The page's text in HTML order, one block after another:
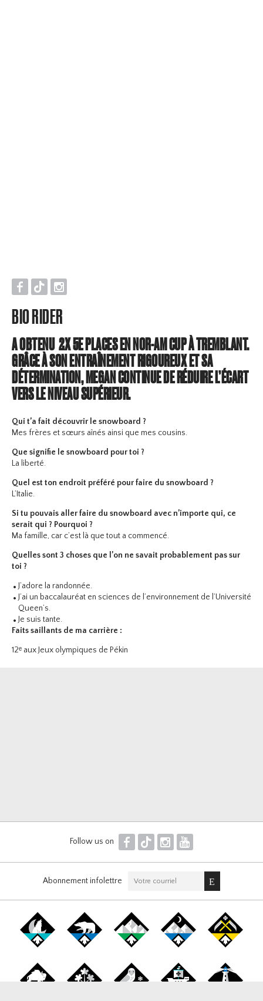
F T I
BIO RIDER
A OBTENU 2X 5E PLACES EN NOR-AM CUP À TREMBLANT.
GRÂCE À SON ENTRAÎNEMENT RIGOUREUX ET SA
DÉTERMINATION, MEGAN CONTINUE DE RÉDUIRE L’ÉCART
VERS LE NIVEAU SUPÉRIEUR.
Qui t’a fait découvrir le snowboard ?
Mes frères et sœurs aînés ainsi que mes cousins.
Que signifie le snowboard pour toi ?
La liberté.
Quel est ton endroit préféré pour faire du snowboard ?
L’Italie.
Si tu pouvais aller faire du snowboard avec n’importe qui, ce
serait qui ? Pourquoi ?
Ma famille, car c’est là que tout a commencé.
Quelles sont 3 choses que l’on ne savait probablement pas sur
toi ?
J’adore la randonnée.
J’ai un baccalauréat en sciences de l’environnement de l’Université
Queen’s.
Je suis tante.
Faits saillants de ma carrière :
12ᵉ aux Jeux olympiques de Pékin
Follow us on F T I Y
Abonnement infolettre